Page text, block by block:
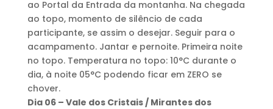
ao Portal da Entrada da montanha. Na chegada
ao topo, momento de silêncio de cada
participante, se assim o desejar. Seguir para o
acampamento. Jantar e pernoite. Primeira noite
no topo. Temperatura no topo: 10°C durante o
dia, à noite 05°C podendo ficar em ZERO se
chover.
Dia 06 – Vale dos Cristais / Mirantes dos